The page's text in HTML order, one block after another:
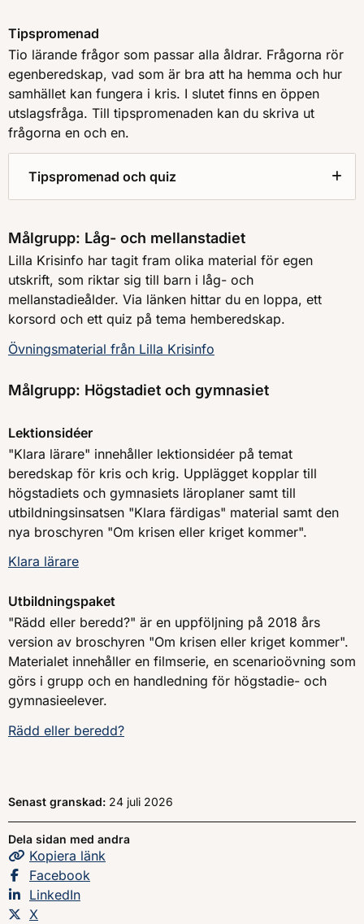
Tipspromenad
Tio lärande frågor som passar alla åldrar. Frågorna rör
egenberedskap, vad som är bra att ha hemma och hur
samhället kan fungera i kris. I slutet finns en öppen
utslagsfråga. Till tipspromenaden kan du skriva ut
frågorna en och en.
Tipspromenad och quiz
Målgrupp: Låg- och mellanstadiet
Lilla Krisinfo har tagit fram olika material för egen
utskrift, som riktar sig till barn i låg- och
mellanstadieålder. Via länken hittar du en loppa, ett
korsord och ett quiz på tema hemberedskap.
Övningsmaterial från Lilla Krisinfo
Målgrupp: Högstadiet och gymnasiet
Lektionsidéer
"Klara lärare" innehåller lektionsidéer på temat
beredskap för kris och krig. Upplägget kopplar till
högstadiets och gymnasiets läroplaner samt till
utbildningsinsatsen "Klara färdigas" material samt den
nya broschyren "Om krisen eller kriget kommer".
Klara lärare
Utbildningspaket
"Rädd eller beredd?" är en uppföljning på 2018 års
version av broschyren "Om krisen eller kriget kommer".
Materialet innehåller en filmserie, en scenarioövning som
görs i grupp och en handledning för högstadie- och
gymnasieelever.
Rädd eller beredd?
Senast granskad: 24 juli 2026
Dela sidan med andra
Kopiera sidans
länk
Dela sidan på
Facebook
Dela sidan på
LinkedIn
Dela sidan på
X